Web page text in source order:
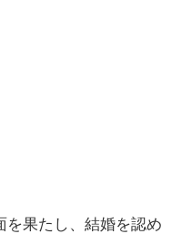
を果たし、結婚を認め